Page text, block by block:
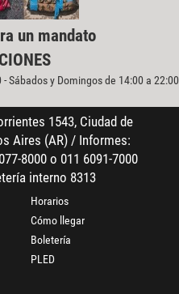
un mandato
Sábados y Domingos de 14:00 a 22:00
1543, Ciudad de
Aires (AR) / Informes:
8000 o 011 6091-7000
interno 8313
Horarios
Cómo llegar
Boletería
PLED